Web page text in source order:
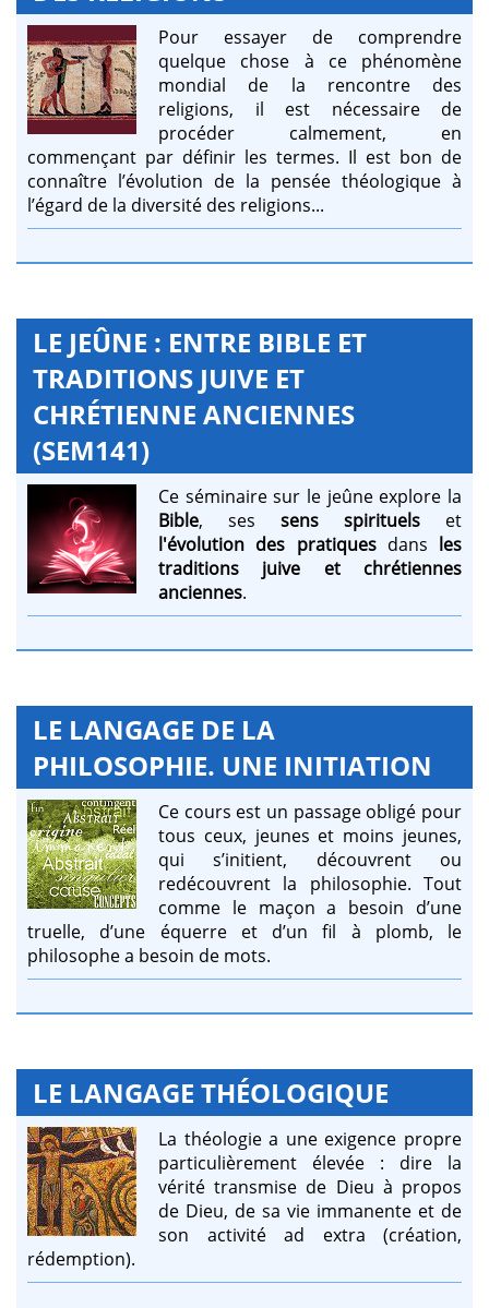
Pour essayer de comprendre
quelque chose à ce phénomène
mondial de la rencontre des
religions, il est nécessaire de
procéder calmement, en
commençant par définir les termes. Il est bon de
connaître l’évolution de la pensée théologique à
l’égard de la diversité des religions...
LE JEÛNE : ENTRE BIBLE ET
TRADITIONS JUIVE ET
CHRÉTIENNE ANCIENNES
(SEM141)
Ce séminaire sur le jeûne explore la
Bible, ses sens spirituels et
l'évolution des pratiquesdans les
traditions juive et chrétiennes
anciennes.
LE LANGAGE DE LA
PHILOSOPHIE. UNE INITIATION
Ce cours est un passage obligé pour
tous ceux, jeunes et moins jeunes,
qui s’initient, découvrent ou
redécouvrent la philosophie. Tout
comme le maçon a besoin d’une
truelle, d’une équerre et d’un fil à plomb, le
philosophe a besoin de mots.
LE LANGAGE THÉOLOGIQUE
La théologie a une exigence propre
particulièrement élevée : dire la
vérité transmise de Dieu à propos
de Dieu, de sa vie immanente et de
son activité ad extra (création,
rédemption).